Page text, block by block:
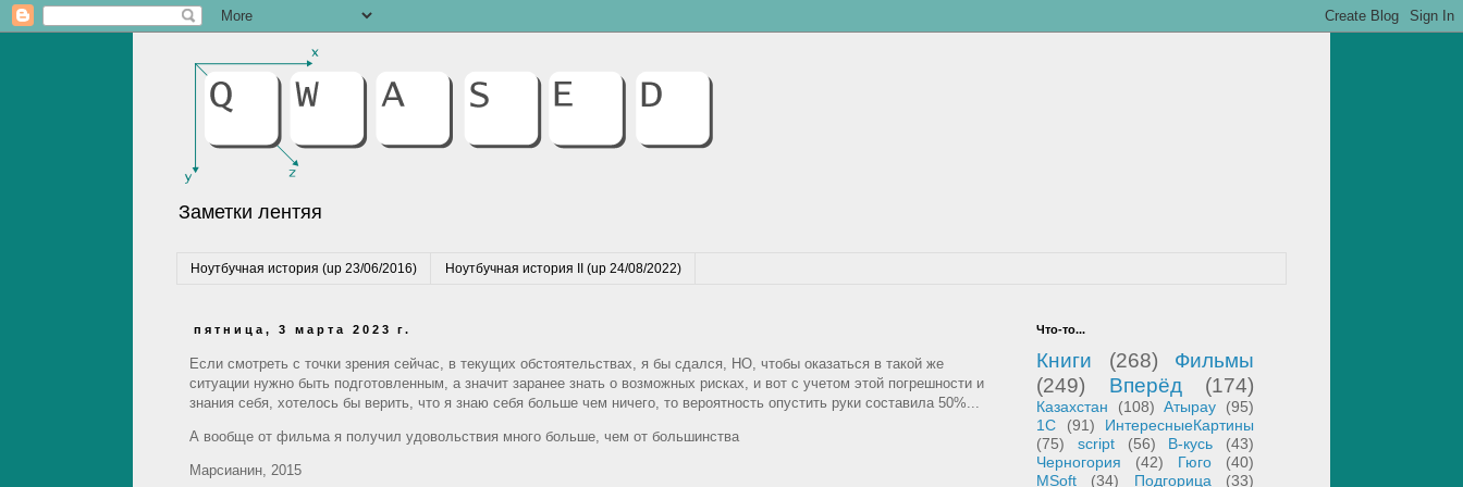
Заметки лентяя
Ноутбучная история (up 23/06/2016) Ноутбучная история II (up 24/08/2022)
пятница, 3 марта 2023 г.
Если смотреть с точки зрения сейчас, в текущих обстоятельствах, я бы сдался, НО, чтобы оказаться в такой же
ситуации нужно быть подготовленным, а значит заранее знать о возможных рисках, и вот с учетом этой погрешности и
знания себя, хотелось бы верить, что я знаю себя больше чем ничего, то вероятность опустить руки составила 50%...
А вообще от фильма я получил удовольствия много больше, чем от большинства
Марсианин, 2015
Что-то...
Книги (268)
Фильмы
(249)
Вперёд (174)
Казахстан (108) Атырау
(95)
1С
(91)
ИнтересныеКартины
(75)
script (56) В-кусь
(43)
Черногория
(42) Гюго
(40)
MSoft
(34) Подгорица (33)